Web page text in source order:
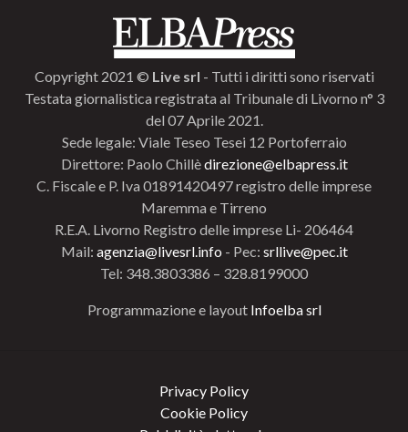
Copyright 2021 © Live srl - Tutti i diritti sono riservati
Testata giornalistica registrata al Tribunale di Livorno n° 3
del 07 Aprile 2021.
Sede legale: Viale Teseo Tesei 12 Portoferraio
Direttore: Paolo Chillèdirezione@elbapress.it
C. Fiscale e P. Iva 01891420497 registro delle imprese
Maremma e Tirreno
R.E.A. Livorno Registro delle imprese Li- 206464
Mail: agenzia@livesrl.info - Pec: srllive@pec.it
Tel: 348.3803386 – 328.8199000
Programmazione e layout Infoelba srl
Privacy Policy
Cookie Policy